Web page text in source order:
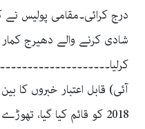
درج کرائی۔مقامی پولیس
شادی کرنے والے دھیرج کمار
2018 کو قائم کیا گیا،